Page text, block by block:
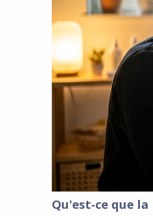
Qu'est-ce que la